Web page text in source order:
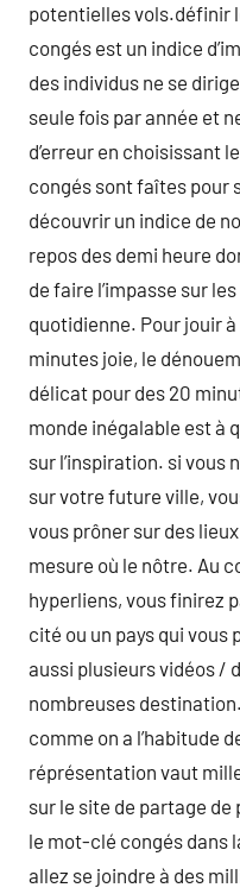
potentielles vols.définir
congés est un indice
des individus ne se
seule fois par année et
d’erreur en choisissant
congés sont faîtes pour
découvrir un indice de
repos des demi heure
de faire l’impasse sur
quotidienne. Pour jouir à
minutes joie, le
délicat pour des 20
monde inégalable est à
sur l’inspiration. si vous
sur votre future ville,
vous prôner sur des
mesure où le nôtre. Au
hyperliens, vous finirez
cité ou un pays qui vous
aussi plusieurs vidéos /
nombreuses
comme on a l’habitude
réprésentation vaut
sur le site de partage
le mot-clé congés dans
allez se joindre à des